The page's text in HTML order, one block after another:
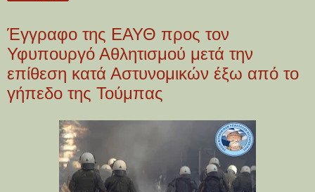
Έγγραφο της ΕΑΥΘ προς τον
Υφυπουργό Αθλητισμού μετά την
επίθεση κατά Αστυνομικών έξω από το
γήπεδο της Τούμπας